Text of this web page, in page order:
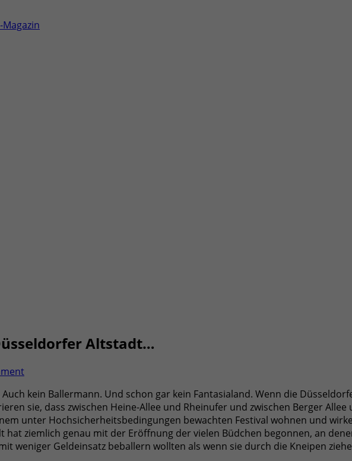
Altstadt…
kein Ballermann. Und schon gar kein Fantasialand. Wenn die
sie, dass zwischen Heine-Allee und Rheinufer und zwischen Berger
unter Hochsicherheitsbedingungen bewachten Festival wohnen und
ziemlich genau mit der Eröffnung der vielen Büdchen begonnen, an
weniger Geldeinsatz beballern wollten als wenn sie durch die Kneipen